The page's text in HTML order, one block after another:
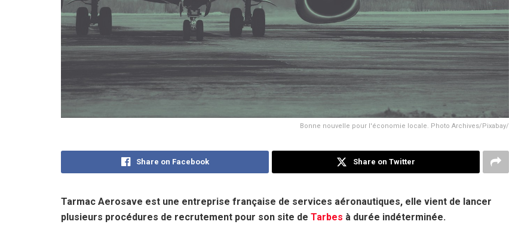
Bonne nouvelle pour l'économie locale. Photo Archives/Pixabay/
Share on Facebook Share on Twitter
Tarmac Aerosave est une entreprise française de services aéronautiques, elle vient de lancer
plusieurs procédures de recrutement pour son site de Tarbes à durée indéterminée.